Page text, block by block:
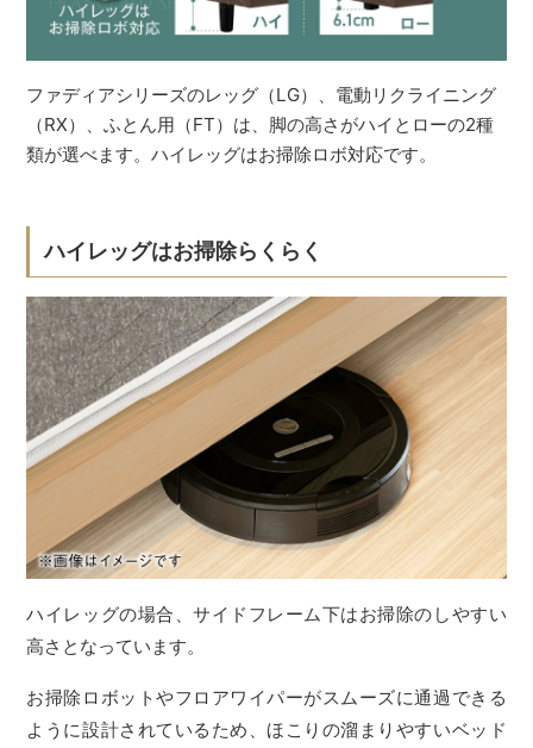
ファディアシリーズのレッグ（LG）、電動リクライニング
（RX）、ふとん用（FT）は、脚の高さがハイとローの2種
類が選べます。ハイレッグはお掃除ロボ対応です。
ハイレッグはお掃除らくらく
ハイレッグの場合、サイドフレーム下はお掃除のしやすい
高さとなっています。
お掃除ロボットやフロアワイパーがスムーズに通過できる
ように設計されているため、ほこりの溜まりやすいベッド